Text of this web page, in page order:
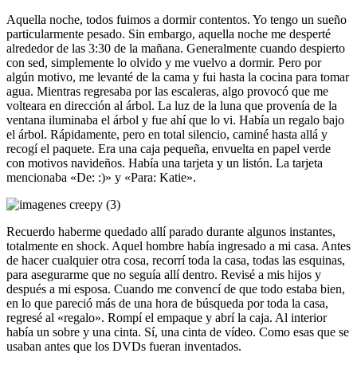
Aquella noche, todos fuimos a dormir contentos. Yo tengo un sueño
particularmente pesado. Sin embargo, aquella noche me desperté
alrededor de las 3:30 de la mañana. Generalmente cuando despierto
con sed, simplemente lo olvido y me vuelvo a dormir. Pero por
algún motivo, me levanté de la cama y fui hasta la cocina para tomar
agua. Mientras regresaba por las escaleras, algo provocó que me
volteara en dirección al árbol. La luz de la luna que provenía de la
ventana iluminaba el árbol y fue ahí que lo vi. Había un regalo bajo
el árbol. Rápidamente, pero en total silencio, caminé hasta allá y
recogí el paquete. Era una caja pequeña, envuelta en papel verde
con motivos navideños. Había una tarjeta y un listón. La tarjeta
mencionaba «De: :)» y «Para: Katie».
Recuerdo haberme quedado allí parado durante algunos instantes,
totalmente en shock. Aquel hombre había ingresado a mi casa. Antes
de hacer cualquier otra cosa, recorrí toda la casa, todas las esquinas,
para asegurarme que no seguía allí dentro. Revisé a mis hijos y
después a mi esposa. Cuando me convencí de que todo estaba bien,
en lo que pareció más de una hora de búsqueda por toda la casa,
regresé al «regalo». Rompí el empaque y abrí la caja. Al interior
había un sobre y una cinta. Sí, una cinta de vídeo. Como esas que se
usaban antes que los DVDs fueran inventados.